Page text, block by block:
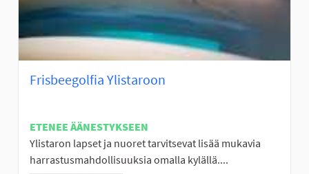
Frisbeegolfia Ylistaroon
ETENEE ÄÄNESTYKSEEN
Ylistaron lapset ja nuoret tarvitsevat lisää mukavia
harrastusmahdollisuuksia omalla kylällä....